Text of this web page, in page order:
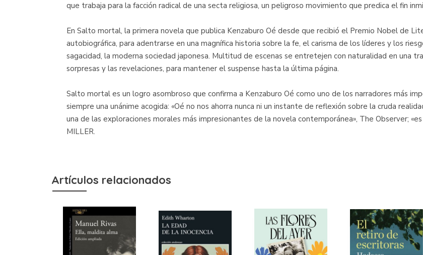
que trabaja para la facción radical de una secta religiosa, un peligroso movimiento que predica el fin
En Salto mortal, la primera novela que publica Kenzaburo Oé desde que recibió el Premio Nobel de
autobiográfica, para adentrarse en una magnífica historia sobre la fe, el carisma de los líderes y los
sagacidad, la moderna sociedad japonesa. Multitud de escenas se entretejen con naturalidad en una
sorpresas y las revelaciones, para mantener el suspense hasta la última página.
Salto mortal es un logro asombroso que confirma a Kenzaburo Oé como uno de los narradores más
siempre una unánime acogida: «Oé no nos ahorra nunca ni un instante de reflexión sobre la cruda
una de las exploraciones morales más impresionantes de la novela contemporánea», The Observer;
MILLER.
Artículos relacionados